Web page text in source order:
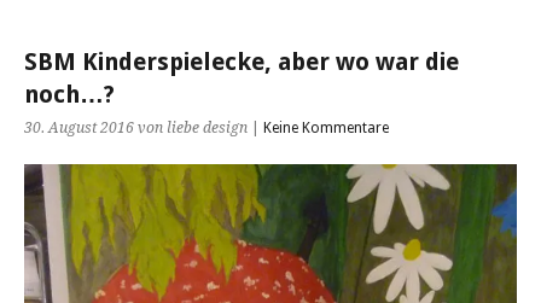
SBM Kinderspielecke, aber wo war die
noch…?
30. August 2016 von liebe design Keine Kommentare